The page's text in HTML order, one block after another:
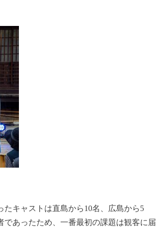
キャストは直島から10名、広島から5
あったため、一番最初の課題は観客に届